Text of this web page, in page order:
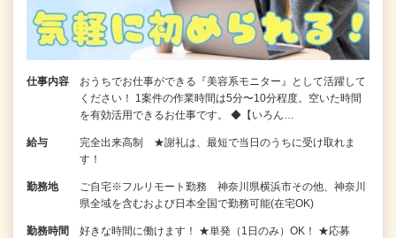
仕事内容
おうちでお仕事ができる『美容系モニター』として活躍して
ください！ 1案件の作業時間は5分〜10分程度。空いた時間
を有効活用できるお仕事です。 ◆【いろん…
給与
完全出来高制 ★謝礼は、最短で当日のうちに受け取れま
す！
勤務地
ご自宅※フルリモート勤務 神奈川県横浜市その他、神奈川
県全域を含むおよび日本全国で勤務可能(在宅OK)
勤務時間
好きな時間に働けます！ ★単発（1日のみ）OK！ ★応募